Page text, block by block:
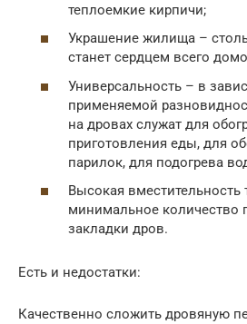
теплоемкие кирпичи;
Украшение жилища –
станет сердцем всего
Универсальность – в
применяемой
на дровах служат для
приготовления еды, для
парилок, для подогрева
Высокая вместительность
минимальное количество
закладки дров.
Есть и недостатки:
Качественно сложить дровяную